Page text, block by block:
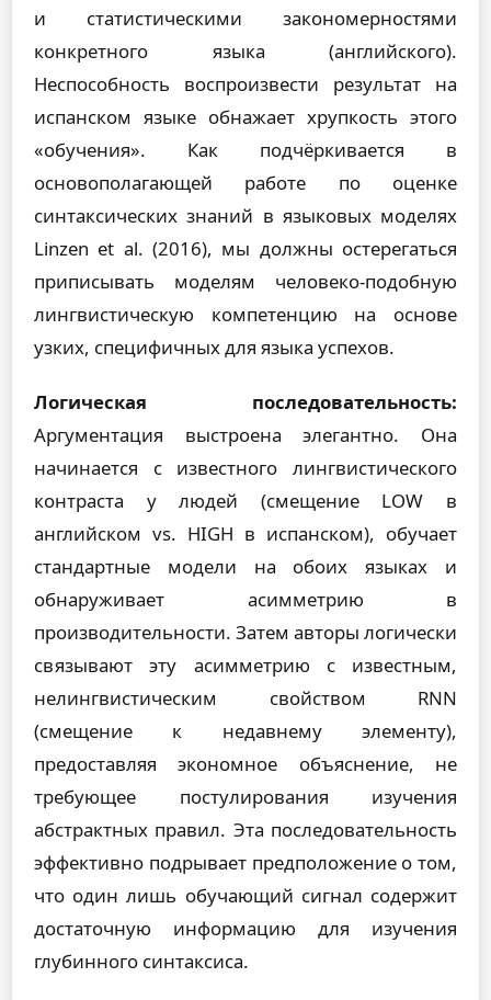
и статистическими закономерностями
конкретного языка (английского).
Неспособность воспроизвести результат на
испанском языке обнажает хрупкость этого
«обучения». Как подчёркивается в
основополагающей работе по оценке
синтаксических знаний в языковых моделях
Linzen et al. (2016), мы должны остерегаться
приписывать моделям человеко-подобную
лингвистическую компетенцию на основе
узких, специфичных для языка успехов.
Логическая последовательность:
Аргументация выстроена элегантно. Она
начинается с известного лингвистического
контраста у людей (смещение LOW в
английском vs. HIGH в испанском), обучает
стандартные модели на обоих языках и
обнаруживает асимметрию в
производительности. Затем авторы логически
связывают эту асимметрию с известным,
нелингвистическим свойством RNN
(смещение к недавнему элементу),
предоставляя экономное объяснение, не
требующее постулирования изучения
абстрактных правил. Эта последовательность
эффективно подрывает предположение о том,
что один лишь обучающий сигнал содержит
достаточную информацию для изучения
глубинного синтаксиса.